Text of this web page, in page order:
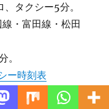
タクシー5分。
・富田線・松田
。
ー時刻表